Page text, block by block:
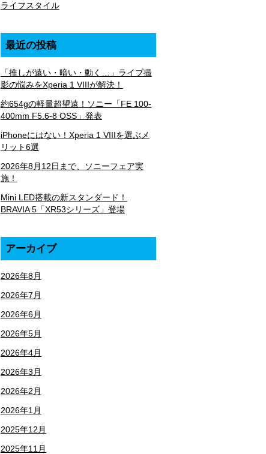
ライフスタイル
最近の投稿
「推しが遠い・暗い・動く…」ライブ撮
影の悩みをXperia 1 VIIIが解決！
約654gの軽量超望遠！ソニー「FE 100-
400mm F5.6-8 OSS」発表
iPhoneにはない！Xperia 1 VIIIを選ぶメ
リット6選
2026年8月12日まで、ソニーフェア実
施！
Mini LED搭載の新スタンダード！
BRAVIA 5「XR53シリーズ」登場
アーカイブ
2026年8月
2026年7月
2026年6月
2026年5月
2026年4月
2026年3月
2026年2月
2026年1月
2025年12月
2025年11月